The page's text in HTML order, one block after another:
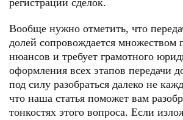
регистрации сделок.
Вообще нужно отметить, что
долей сопровождается множеством
нюансов и требует грамотного
оформления всех этапов передачи
под силу разобраться далеко не
что наша статья поможет вам
тонкостях этого вопроса. Если